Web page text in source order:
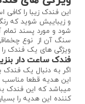
این فندک زیبا را
و زیباییش شوید که
شود و مورد پسند تمام
سنگ آن از نوع
ویژگی های یک فندک
فندک ساعت دار
اگر به دنبال یک فندک
این هدیه قطعا مناسب
میباشد که این فندک
کننده این هدیه را